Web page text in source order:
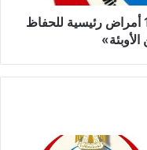
الصحة:البرنامج الوطني يستهدف 10 أمراض رئيسية للحفاظ